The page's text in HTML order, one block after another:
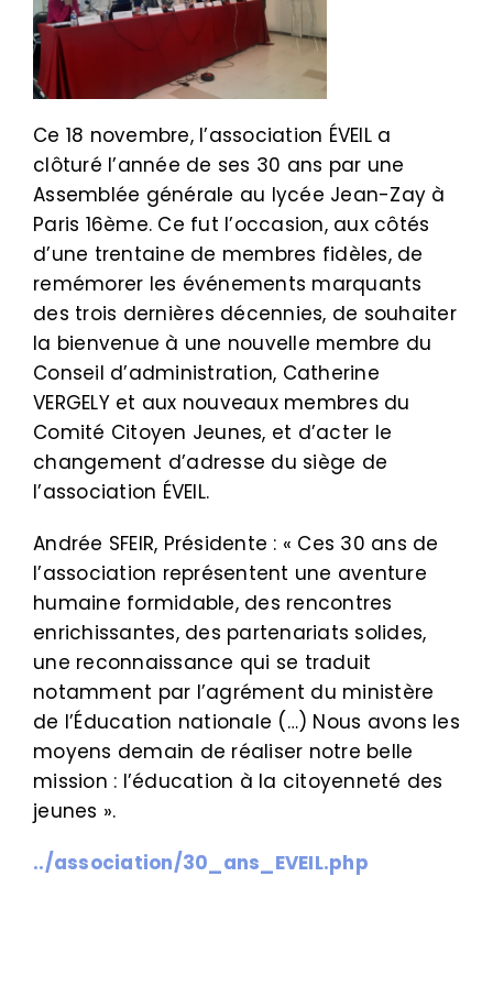
Ce 18 novembre, l’association ÉVEIL a
clôturé l’année de ses 30 ans par une
Assemblée générale au lycée Jean-Zay à
Paris 16ème. Ce fut l’occasion, aux côtés
d’une trentaine de membres fidèles, de
remémorer les événements marquants
des trois dernières décennies, de souhaiter
la bienvenue à une nouvelle membre du
Conseil d’administration, Catherine
VERGELY et aux nouveaux membres du
Comité Citoyen Jeunes, et d’acter le
changement d’adresse du siège de
l’association ÉVEIL.
Andrée SFEIR, Présidente : « Ces 30 ans de
l’association représentent une aventure
humaine formidable, des rencontres
enrichissantes, des partenariats solides,
une reconnaissance qui se traduit
notamment par l’agrément du ministère
de l’Éducation nationale (…) Nous avons les
moyens demain de réaliser notre belle
mission : l’éducation à la citoyenneté des
jeunes ».
../association/30_ans_EVEIL.php